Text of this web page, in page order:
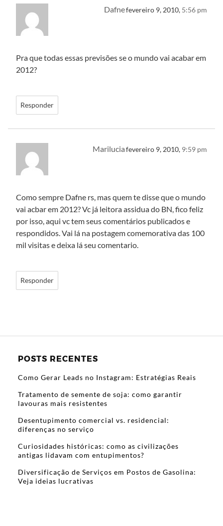
Dafnefevereiro 9, 2010, 5:56 pm
Pra que todas essas previsões se o mundo vai acabar em
2012?
Responder
Mariluciafevereiro 9, 2010, 9:59 pm
Como sempre Dafne rs, mas quem te disse que o mundo
vai acbar em 2012? Vc já leitora assidua do BN, fico feliz
por isso, aqui vc tem seus comentários publicados e
respondidos. Vai lá na postagem comemorativa das 100
mil visitas e deixa lá seu comentario.
Responder
POSTS RECENTES
Como Gerar Leads no Instagram: Estratégias Reais
Tratamento de semente de soja: como garantir
lavouras mais resistentes
Desentupimento comercial vs. residencial:
diferenças no serviço
Curiosidades históricas: como as civilizações
antigas lidavam com entupimentos?
Diversificação de Serviços em Postos de Gasolina:
Veja ideias lucrativas